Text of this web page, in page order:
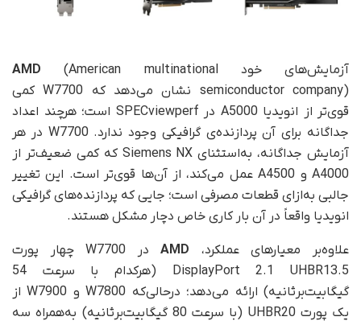
آزمایش‌های خود AMD (American multinational
semiconductor company)‌ نشان می‌دهد که W7700 کمی
قوی‌تر از انویدیا A5000 در SPECviewperf است؛ هرچند اعداد
جداگانه برای آن پردازنده‌ی گرافیکی وجود ندارد. W7700 در هر
آزمایش جداگانه، به‌استثنای Siemens NX که کمی ضعیف‌تر از
A4000 و A4500 عمل می‌کند، از آن‌ها قوی‌تر است. این تغییر
جالبی به‌ازای قطعات مصرفی است؛ جایی که پردازنده‌های گرافیکی‌
انویدیا واقعاً در آن بار کاری خاص دچار مشکل هستند.
علاوه‌بر معیارهای عملکرد، AMD
در W7700 چهار پورت
DisplayPort 2.1 UHBR13.5 (هر‌کدام با سرعت 54
گیگابیت‌بر‌ثانیه) ارائه می‌دهد؛ در‌حالی‌که W7800 و W7900 از
یک پورت UHBR20 (با سرعت 80 گیگابیت‌بر‌ثانیه) به‌همراه سه